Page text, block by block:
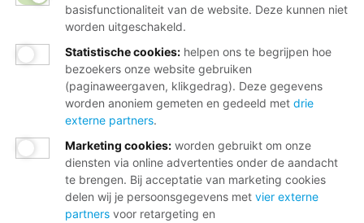
basisfunctionaliteit van de website. Deze kunnen niet
worden uitgeschakeld.
Statistische cookies: helpen ons te begrijpen hoe
bezoekers onze website gebruiken
(paginaweergaven, klikgedrag). Deze gegevens
worden anoniem gemeten en gedeeld met drie
externe partners.
Marketing cookies: worden gebruikt om onze
diensten via online advertenties onder de aandacht
te brengen. Bij acceptatie van marketing cookies
delen wij je persoonsgegevens met vier externe
partners voor retargeting en